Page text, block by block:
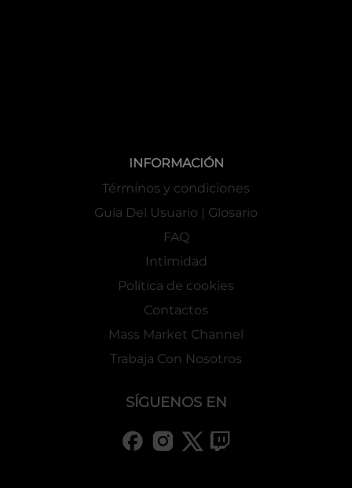
INFORMACIÓN
Términos y condiciones
Guía Del Usuario | Glosario
FAQ
Intimidad
Política de cookies
Contactos
Mass Market Channel
Trabaja Con Nosotros
SÍGUENOS EN